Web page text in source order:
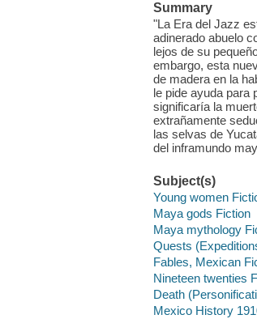
Summary
"La Era del Jazz
adinerado abuelo
lejos de su
embargo, esta
de madera en la
le pide ayuda para
significaría la
extrañamente
las selvas de
del inframundo
Subject(s)
Young women
Maya gods Fiction
Maya mythology
Quests
Fables, Mexican
Nineteen twenties
Death
Mexico History